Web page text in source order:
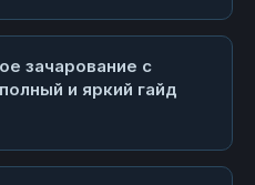
зачарование с
и яркий гайд